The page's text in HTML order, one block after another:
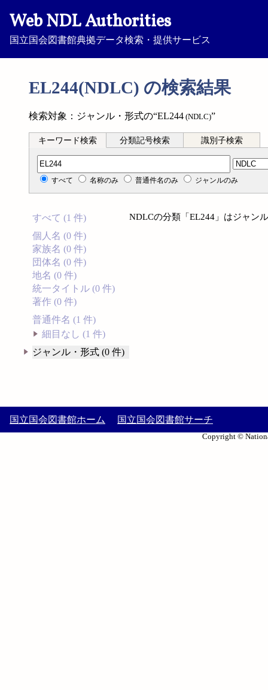
Web NDL Authorities
国立国会図書館典拠データ検索・提供サービス
EL244(NDLC) の検索結果
検索対象：ジャンル・形式の“EL244 (NDLC)”
キーワード検索 分類記号検索 識別子検索
分類記号検索
すべて 名称のみ 普通件名のみ ジャンルのみ
すべて (1 件)
個人名 (0 件)
家族名 (0 件)
団体名 (0 件)
地名 (0 件)
統一タイトル (0 件)
著作 (0 件)
普通件名 (1 件)
細目なし (1 件)
ジャンル・形式 (0 件)
NDLCの分類「EL244」はジャン
国立国会図書館ホーム 国立国会図書館サーチ
Copyright ©